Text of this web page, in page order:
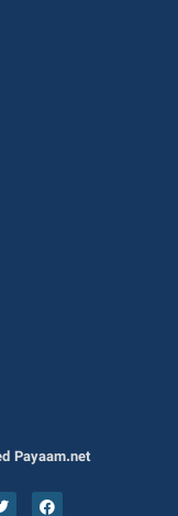
Copyright © 2023, All Rights Reserved Payaam.net